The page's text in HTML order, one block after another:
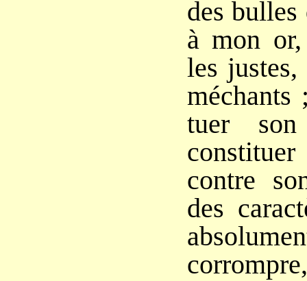
des bulles
à mon
les
tuer
contre
des